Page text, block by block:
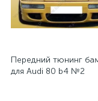
Передний тюнинг
для Audi 80 b4 №2